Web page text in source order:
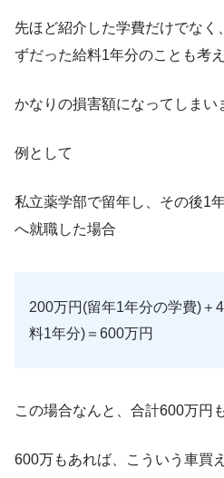
先ほど紹介した学費だけでな
ずだった給料1年分のことも考
かなりの損害額になってしまい
例として
私立薬学部で留年し、その後1
へ就職した場合
200万円(留年1年分の学費)＋
料1年分)＝600万円
この場合なんと、合計600万円
600万もあれば、こういう車買